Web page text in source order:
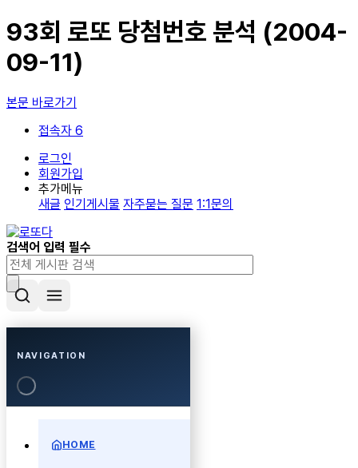
93회 로또 당첨번호 분석 (2004-
09-11)
본문 바로가기
접속자 6
로그인
회원가입
추가메뉴
새글 인기게시물 자주묻는 질문 1:1문의
검색어 입력 필수
NAVIGATION
HOME